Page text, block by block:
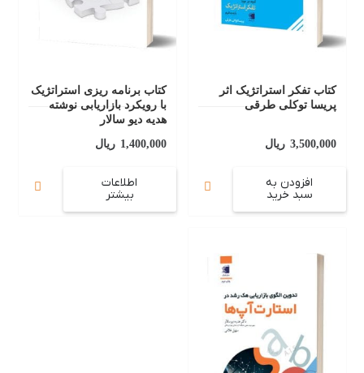
کتاب تفکر استراتژیک اثر
پریسا توکلی طرقی
3,500,000 ریال
افزودن به
سبد خرید
کتاب برنامه ریزی استراتژیک
با رویکرد بازاریابی نوشته
هدیه دیو سالار
1,400,000 ریال
اطلاعات
بیشتر